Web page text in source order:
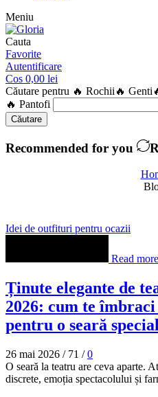
Meniu
Cauta
Favorite
Autentificare
Cos 0,00 lei
Căutare pentru 🔥 Rochii 🔥 Genti
🔥 Pantofi
Căutare
Recommended for you
Idei de outfituri pentru ocazii
Read more
Ținute elegante de
2026: cum te
pentru o seară special
26 mai 2026 / 71 / 0
O seară la teatru are ceva aparte.
discrete, emoția spectacolului și